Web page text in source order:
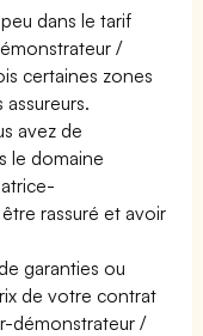
dans le tarif
/
certaines zones
avez de
le domaine
rassuré et avoir
garanties ou
de votre contrat
démonstrateur /